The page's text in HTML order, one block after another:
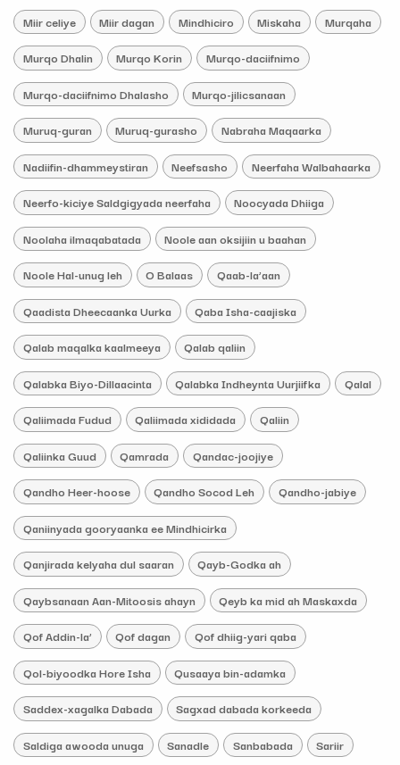
Miir celiye Miir dagan Mindhiciro Miskaha Murqaha
Murqo Dhalin Murqo Korin Murqo-daciifnimo
Murqo-daciifnimo Dhalasho Murqo-jilicsanaan
Muruq-guran Muruq-gurasho Nabraha Maqaarka
Nadiifin-dhammeystiran Neefsasho Neerfaha Walbahaarka
Neerfo-kiciye Saldgigyada neerfaha Noocyada Dhiiga
Noolaha ilmaqabatada Noole aan oksijiin u baahan
Noole Hal-unug leh O Balaas Qaab-la’aan
Qaadista Dheecaanka Uurka Qaba Isha-caajiska
Qalab maqalka kaalmeeya Qalab qaliin
Qalabka Biyo-Dillaacinta Qalabka Indheynta Uurjiifka Qalal
Qaliimada Fudud Qaliimada xididada Qaliin
Qaliinka Guud Qamrada Qandac-joojiye
Qandho Heer-hoose Qandho Socod Leh Qandho-jabiye
Qaniinyada gooryaanka ee Mindhicirka
Qanjirada kelyaha dul saaran Qayb-Godka ah
Qaybsanaan Aan-Mitoosis ahayn Qeyb ka mid ah Maskaxda
Qof Addin-la’ Qof dagan Qof dhiig-yari qaba
Qol-biyoodka Hore Isha Qusaaya bin-adamka
Saddex-xagalka Dabada Sagxad dabada korkeeda
Saldiga awooda unuga Sanadle Sanbabada Sariir